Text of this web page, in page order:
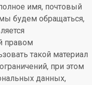
имя, почтовый
будем обращаться,
правом
такой материал
при этом
данных,